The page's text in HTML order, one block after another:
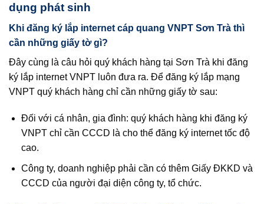
dụng phát sinh
Khi đăng ký lắp internet cáp quang VNPT Sơn Trà thì
cần những giấy tờ gì?
Đây cùng là câu hỏi quý khách hàng tại Sơn Trà khi đăng
ký lắp internet VNPT luôn đưa ra. Để đăng ký lắp mạng
VNPT quý khách hàng chỉ cần những giấy tờ sau:
Đối với cá nhân, gia đình: quý khách hàng khi đăng ký
VNPT chỉ cần CCCD là cho thể đăng ký internet tốc độ
cao.
Công ty, doanh nghiệp phải cần có thêm Giấy ĐKKD và
CCCD của người đại diện công ty, tổ chức.